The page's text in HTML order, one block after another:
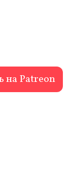
на Patreon